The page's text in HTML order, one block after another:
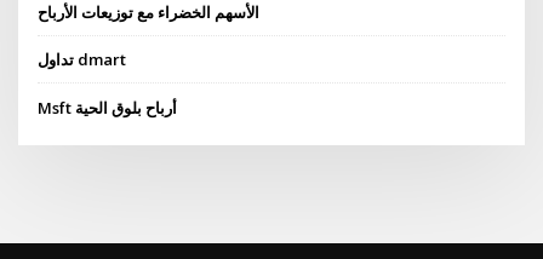
الأسهم الخضراء مع توزيعات الأرباح
تداول dmart
Msft أرباح بلوق الحية